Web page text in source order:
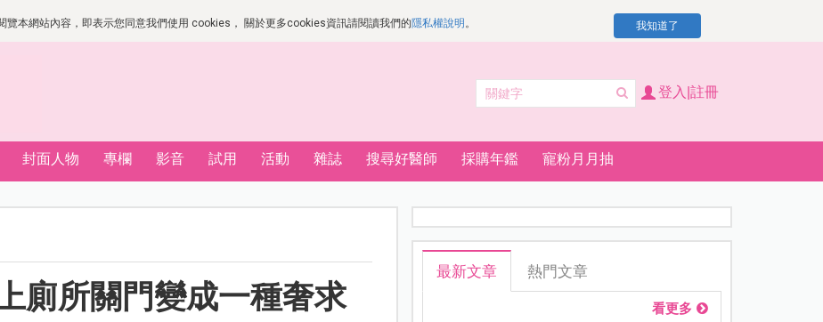
本網站內容，即表示您同意我們使用 cookies， 關於更多cookies資訊請閱讀我們的隱私權說明 。 我知道了
登入|註冊
封面人物 專欄 影音 試用 活動 雜誌 搜尋好醫師 採購年鑑 寵粉月月抽
廁所關門變成一種奢求
最新文章 熱門文章
看更多